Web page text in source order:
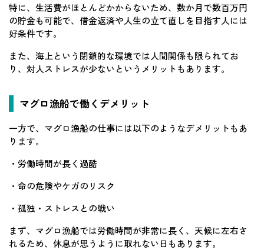
特に、生活費がほとんどかからないため、数か月で数百万円
の貯金も可能で、借金返済や人生の立て直しを目指す人には
好条件です。
また、海上という閉鎖的な環境では人間関係も限られてお
り、対人ストレスが少ないというメリットもあります。
マグロ漁船で働くデメリット
一方で、マグロ漁船の仕事には以下のようなデメリットもあ
ります。
・労働時間が長く過酷
・命の危険やケガのリスク
・孤独・ストレスとの戦い
まず、マグロ漁船では労働時間が非常に長く、天候に左右さ
れるため、休息が思うように取れない日もあります。